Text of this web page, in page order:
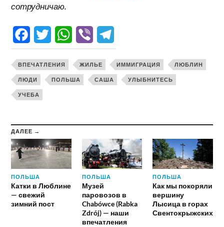
сотрудничаю.
FacebookTwitter WhatsApp
Viber
ВПЕЧАТЛЕНИЯ ЖИЛЬЕ ИММИГРАЦИЯ ЛЮБЛИН
ЛЮДИ ПОЛЬША САША УЛЫБНИТЕСЬ
УЧЕБА
ДАЛЕЕ →
ПОЛЬША
Катки в Люблине
— свежий
зимний пост
ПОЛЬША
Музей
паровозов в
Chabówce (Rabka
Zdrój) — наши
впечатления
ПОЛЬША
Как мы покоряли
вершину
Лысица в горах
Свентокрыжских